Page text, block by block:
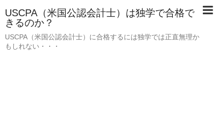
USCPA（米国公認会計士）は独学で合格で
きるのか？
USCPA（米国公認会計士）に合格するには独学では正直無理か
もしれない・・・